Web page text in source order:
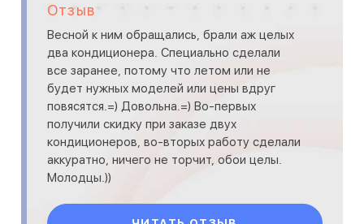
Отзыв
Весной к ним обращались, брали аж целых
два кондиционера. Специально сделали
все заранее, потому что летом или не
будет нужных моделей или цены вдруг
повясятся.=) Довольна.=) Во-первых
получили скидку при заказе двух
кондиционеров, во-вторых работу сделали
аккуратно, ничего не торчит, обои целы.
Молодцы.))